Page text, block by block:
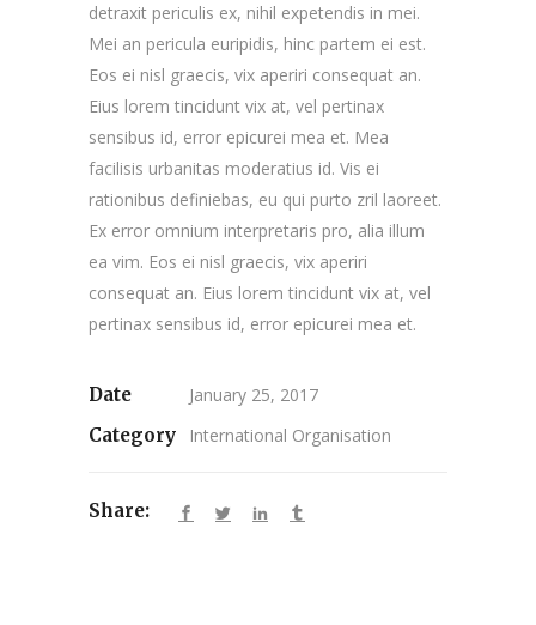
detraxit periculis ex, nihil expetendis in mei.
Mei an pericula euripidis, hinc partem ei est.
Eos ei nisl graecis, vix aperiri consequat an.
Eius lorem tincidunt vix at, vel pertinax
sensibus id, error epicurei mea et. Mea
facilisis urbanitas moderatius id. Vis ei
rationibus definiebas, eu qui purto zril laoreet.
Ex error omnium interpretaris pro, alia illum
ea vim. Eos ei nisl graecis, vix aperiri
consequat an. Eius lorem tincidunt vix at, vel
pertinax sensibus id, error epicurei mea et.
Date
January 25, 2017
Category
International Organisation
Share: